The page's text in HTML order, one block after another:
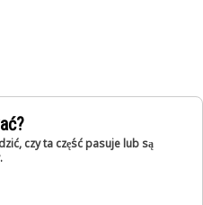
czy ta część pasuje lub są